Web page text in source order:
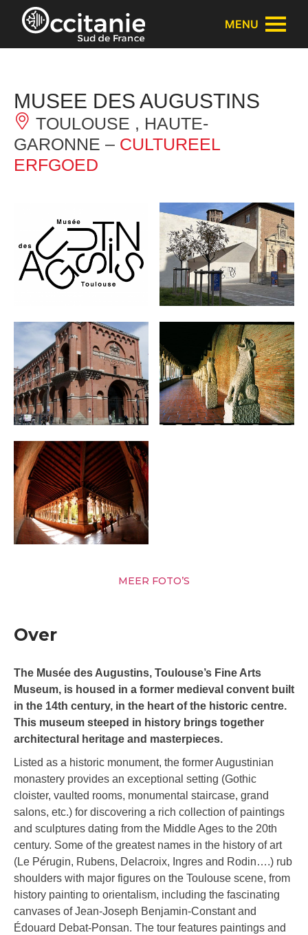
Cookies beheer paneel
MENU
MUSEE DES AUGUSTINS
TOULOUSE , HAUTE-
GARONNE – CULTUREEL
ERFGOED
MEER FOTO’S
Over
The Musée des Augustins, Toulouse’s Fine Arts
Museum, is housed in a former medieval convent built
in the 14th century, in the heart of the historic centre.
This museum steeped in history brings together
architectural heritage and masterpieces.
Listed as a historic monument, the former Augustinian
monastery provides an exceptional setting (Gothic
cloister, vaulted rooms, monumental staircase, grand
salons, etc.) for discovering a rich collection of paintings
and sculptures dating from the Middle Ages to the 20th
century. Some of the greatest names in the history of art
(Le Pérugin, Rubens, Delacroix, Ingres and Rodin….) rub
shoulders with major figures on the Toulouse scene, from
history painting to orientalism, including the fascinating
canvases of Jean-Joseph Benjamin-Constant and
Édouard Debat-Ponsan. The tour features paintings and